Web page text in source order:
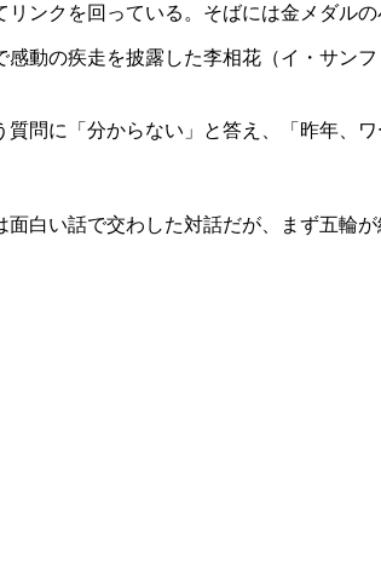
ンクを回っている。そばには金メダルの
動の疾走を披露した李相花（イ・サン
問に「分からない」と答え、「昨年、
白い話で交わした対話だが、まず五輪が